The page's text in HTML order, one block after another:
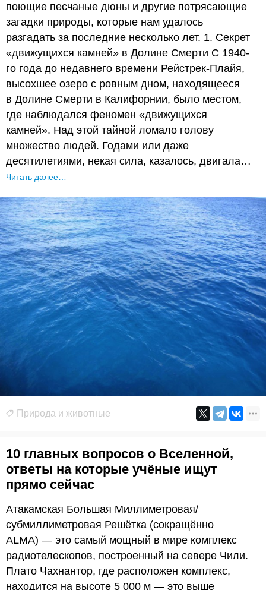
поющие песчаные дюны и другие потрясающие
загадки природы, которые нам удалось
разгадать за последние несколько лет. 1. Секрет
«движущихся камней» в Долине Смерти С 1940-
го года до недавнего времени Рейстрек-Плайя,
высохшее озеро с ровным дном, находящееся
в Долине Смерти в Калифорнии, было местом,
где наблюдался феномен «движущихся
камней». Над этой тайной ломало голову
множество людей. Годами или даже
десятилетиями, некая сила, казалось, двигала…
Читать далее…
Природа и животные
10 главных вопросов о Вселенной,
ответы на которые учёные ищут
прямо сейчас
Атакамская Большая Миллиметровая/
субмиллиметровая Решётка (сокращённо
ALMA) — это самый мощный в мире комплекс
радиотелескопов, построенный на севере Чили.
Плато Чахнантор, где расположен комплекс,
находится на высоте 5 000 м — это выше